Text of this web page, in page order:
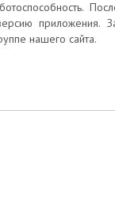
нашего сайта.